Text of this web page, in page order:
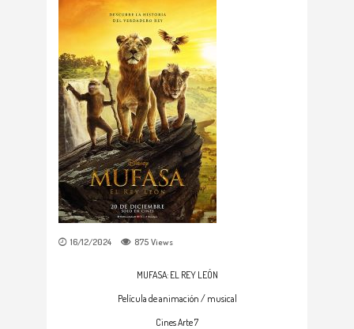
16/12/2024 875 Views
MUFASA: EL REY LEÓN
Película de animación / musical
Cines Arte 7